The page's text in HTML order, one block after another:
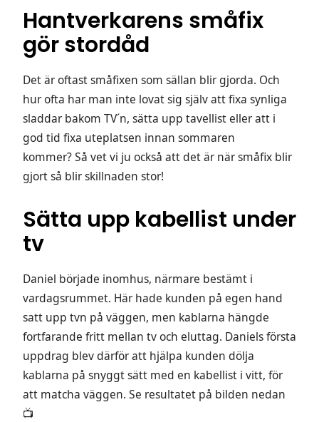
Hantverkarens småfix
gör stordåd
Det är oftast småfixen som sällan blir gjorda. Och
hur ofta har man inte lovat sig själv att fixa synliga
sladdar bakom TV´n, sätta upp tavellist eller att i
god tid fixa uteplatsen innan sommaren
kommer? Så vet vi ju också att det är när småfix blir
gjort så blir skillnaden stor!
Sätta upp kabellist under
tv
Daniel började inomhus, närmare bestämt i
vardagsrummet. Här hade kunden på egen hand
satt upp tvn på väggen, men kablarna hängde
fortfarande fritt mellan tv och eluttag. Daniels första
uppdrag blev därför att hjälpa kunden dölja
kablarna på snyggt sätt med en kabellist i vitt, för
att matcha väggen. Se resultatet på bilden nedan
📺